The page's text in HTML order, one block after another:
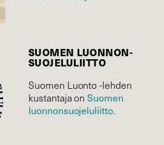
SUOMEN LUONNON­
SUOJELU­LIITTO
Suomen Luonto -lehden
kustantaja onSuomen
luonnonsuojelu­liitto.